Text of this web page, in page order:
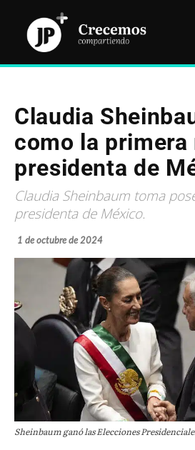
Claudia
como la primera
presidenta de
Claudia Sheinbaum toma
presidenta de México.
1 de octubre de 2024
Sheinbaum ganó las Elecciones